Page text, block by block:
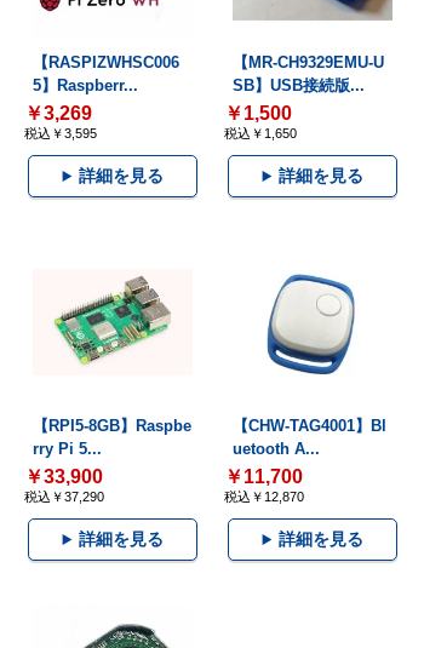
【RASPIZWHSC006
5】Raspberr...
￥3,269
税込￥3,595
詳細を見る
【MR-CH9329EMU-U
SB】USB接続版...
￥1,500
税込￥1,650
詳細を見る
【RPI5-8GB】Raspbe
rry Pi 5...
￥33,900
税込￥37,290
詳細を見る
【CHW-TAG4001】Bl
uetooth A...
￥11,700
税込￥12,870
詳細を見る